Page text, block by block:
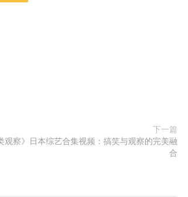
下一篇
观察》日本综艺合集视频：搞笑与观察的完美融
合